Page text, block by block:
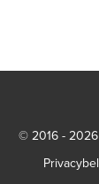
© 2016 - 2026